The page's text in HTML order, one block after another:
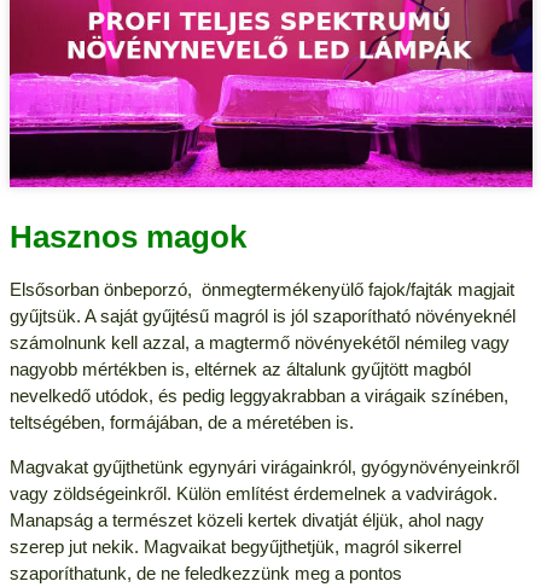
Hasznos magok
Elsősorban önbeporzó, önmegtermékenyülő fajok/fajták magjait
gyűjtsük. A saját gyűjtésű magról is jól szaporítható növényeknél
számolnunk kell azzal, a magtermő növényekétől némileg vagy
nagyobb mértékben is, eltérnek az általunk gyűjtött magból
nevelkedő utódok, és pedig leggyakrabban a virágaik színében,
teltségében, formájában, de a méretében is.
Magvakat gyűjthetünk egynyári virágainkról, gyógynövényeinkről
vagy zöldségeinkről. Külön említést érdemelnek a vadvirágok.
Manapság a természet közeli kertek divatját éljük, ahol nagy
szerep jut nekik. Magvaikat begyűjthetjük, magról sikerrel
szaporíthatunk, de ne feledkezzünk meg a pontos